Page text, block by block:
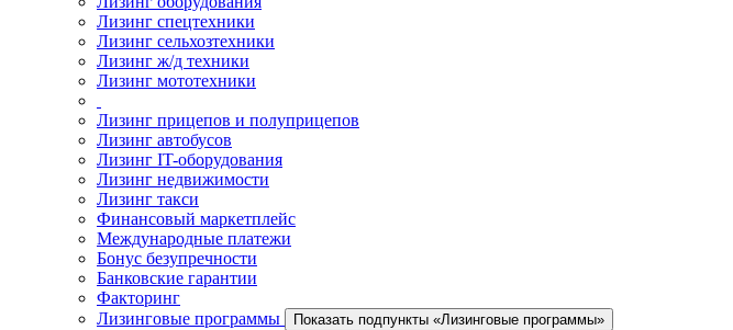
Лизинг спецтехники
Лизинг сельхозтехники
Лизинг ж/д техники
Лизинг мототехники
Лизинг прицепов и полуприцепов
Лизинг автобусов
Лизинг IT-оборудования
Лизинг недвижимости
Лизинг такси
Финансовый маркетплейс
Международные платежи
Бонус безупречности
Банковские гарантии
Факторинг
Лизинговые программы
Показать подпункты «Лизинговые программы»